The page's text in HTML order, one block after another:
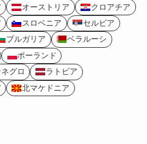
オーストリア
クロアチア
スロベニア
セルビア
ブルガリア
ベラルーシ
ポーランド
グロ
ラトビア
北マケドニア